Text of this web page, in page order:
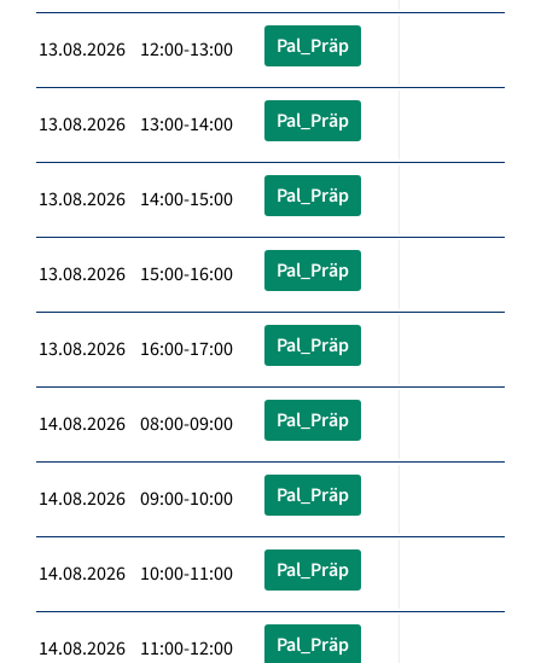
13.08.2026 12:00-13:00 Pal_Präp
13.08.2026 13:00-14:00 Pal_Präp
13.08.2026 14:00-15:00 Pal_Präp
13.08.2026 15:00-16:00 Pal_Präp
13.08.2026 16:00-17:00 Pal_Präp
14.08.2026 08:00-09:00 Pal_Präp
14.08.2026 09:00-10:00 Pal_Präp
14.08.2026 10:00-11:00 Pal_Präp
14.08.2026 11:00-12:00 Pal_Präp